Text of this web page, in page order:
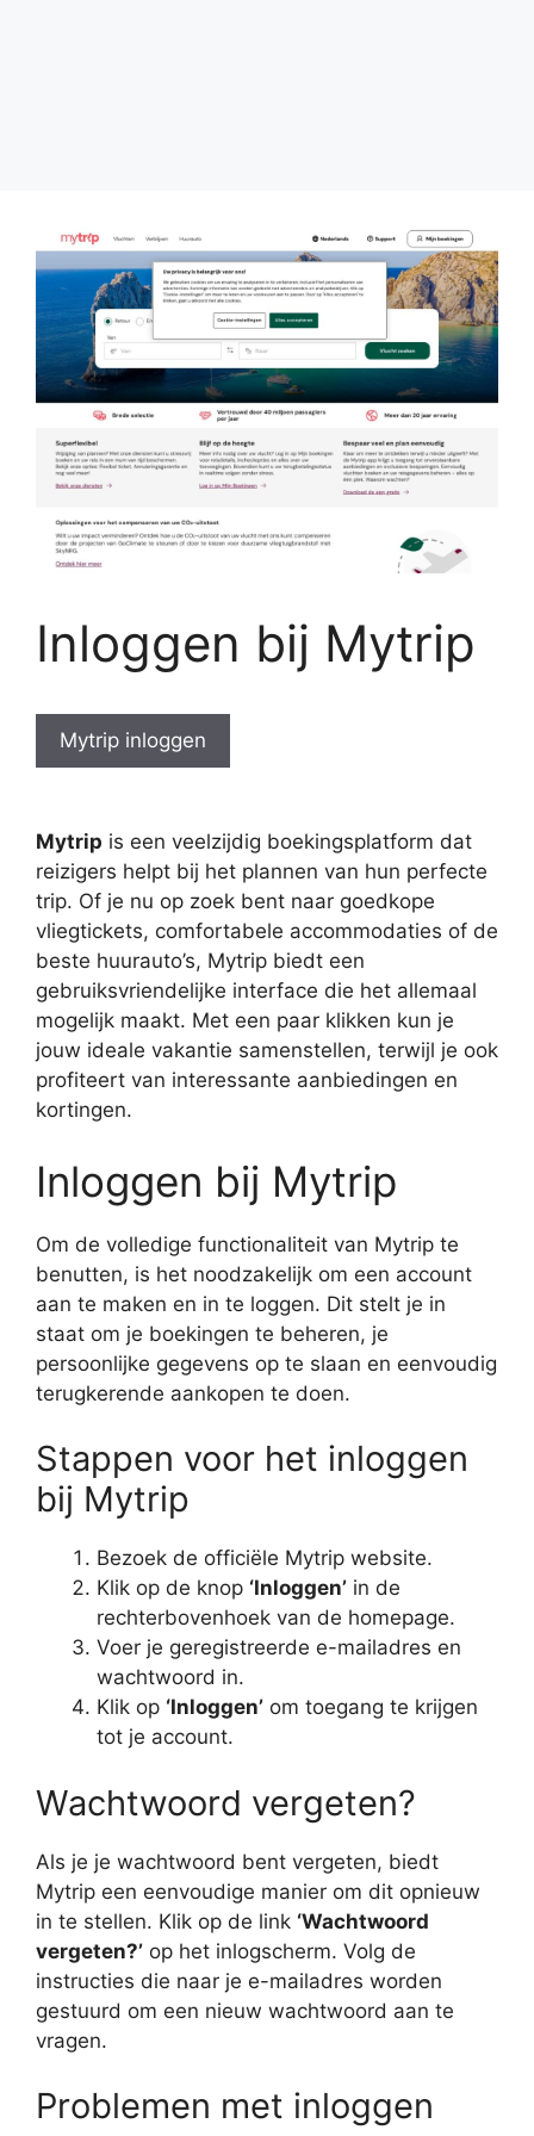
Inloggen bij Mytrip
Mytrip inloggen
Mytrip is een veelzijdig boekingsplatform dat
reizigers helpt bij het plannen van hun perfecte
trip. Of je nu op zoek bent naar goedkope
vliegtickets, comfortabele accommodaties of de
beste huurauto’s, Mytrip biedt een
gebruiksvriendelijke interface die het allemaal
mogelijk maakt. Met een paar klikken kun je
jouw ideale vakantie samenstellen, terwijl je ook
profiteert van interessante aanbiedingen en
kortingen.
Inloggen bij Mytrip
Om de volledige functionaliteit van Mytrip te
benutten, is het noodzakelijk om een account
aan te maken en in te loggen. Dit stelt je in
staat om je boekingen te beheren, je
persoonlijke gegevens op te slaan en eenvoudig
terugkerende aankopen te doen.
Stappen voor het inloggen
bij Mytrip
Bezoek de officiële Mytrip website.
Klik op de knop ‘Inloggen’ in de
rechterbovenhoek van de homepage.
Voer je geregistreerde e-mailadres en
wachtwoord in.
Klik op ‘Inloggen’ om toegang te krijgen
tot je account.
Wachtwoord vergeten?
Als je je wachtwoord bent vergeten, biedt
Mytrip een eenvoudige manier om dit opnieuw
in te stellen. Klik op de link ‘Wachtwoord
vergeten?’ op het inlogscherm. Volg de
instructies die naar je e-mailadres worden
gestuurd om een nieuw wachtwoord aan te
vragen.
Problemen met inloggen